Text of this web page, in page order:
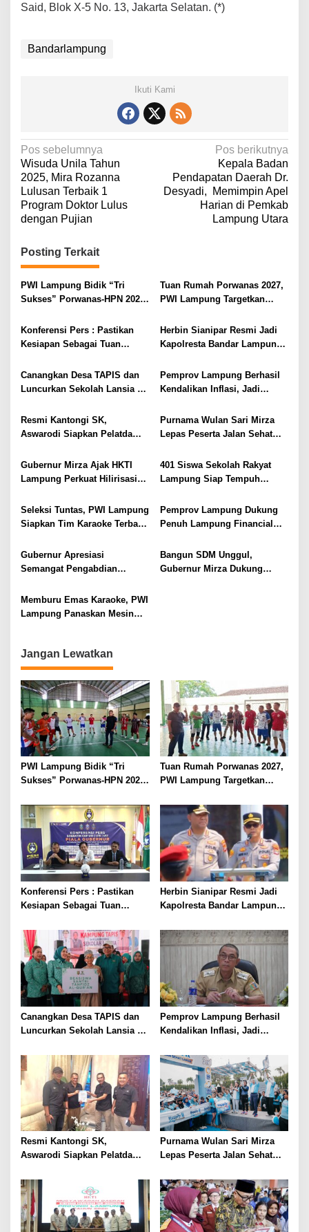
Said, Blok X-5 No. 13, Jakarta Selatan. (*)
Bandarlampung
Ikuti Kami
N
a
v
i
a
s
i
p
o
s
Pos sebelumnya
Wisuda Unila Tahun
2025, Mira Rozanna
Lulusan Terbaik 1
Program Doktor Lulus
dengan Pujian
Pos berikutnya
Kepala Badan
Pendapatan Daerah Dr.
Desyadi, Memimpin Apel
Harian di Pemkab
Lampung Utara
Posting Terkait
PWI Lampung Bidik “Tri
Sukses” Porwanas-HPN 2027:
Pariwisata Menggeliat
Tuan Rumah Porwanas 2027,
PWI Lampung Targetkan
Konferensi Pers : Pastikan
Kesiapan Sebagai Tuan
Tiga Venue Pelaksanaan
Soeratin Cup Piala Gubernur
Herbin Sianipar Resmi Jadi
Kapolresta Bandar Lampung,
Prioritas
Canangkan Desa TAPIS dan
Luncurkan Sekolah Lansia di
TP PKK Lampung Dorong
Pembangunan SDM Dimulai
Pemprov Lampung Berhasil
Kendalikan Inflasi, Jadi
Terendah di Sumatera
Resmi Kantongi SK,
Aswarodi Siapkan Pelatda
Menuju Porwanas 2027
Purnama Wulan Sari Mirza
Lepas Peserta Jalan Sehat
Lansia Sehat dan Bahagia
Gubernur Mirza Ajak HKTI
Lampung Perkuat Hilirisasi
Kesejahteraan Petani
401 Siswa Sekolah Rakyat
Lampung Siap Tempuh
Dorong Lahirnya Generasi
Emas
Seleksi Tuntas, PWI Lampung
Siapkan Tim Karaoke Terbaik
Pemprov Lampung Dukung
Penuh Lampung Financial
Keuangan Generasi Muda
Gubernur Apresiasi
Semangat Pengabdian
Menjaga Stabilitas Lampung
Bangun SDM Unggul,
Gubernur Mirza Dukung
Memburu Emas Karaoke, PWI
Lampung Panaskan Mesin
Jangan Lewatkan
PWI Lampung Bidik “Tri
Sukses” Porwanas-HPN 2027:
Pariwisata Menggeliat
Tuan Rumah Porwanas 2027,
PWI Lampung Targetkan
Konferensi Pers : Pastikan
Kesiapan Sebagai Tuan
Tiga Venue Pelaksanaan
Soeratin Cup Piala Gubernur
Lampung
Herbin Sianipar Resmi Jadi
Kapolresta Bandar Lampung,
Prioritas
Canangkan Desa TAPIS dan
Luncurkan Sekolah Lansia di
TP PKK Lampung Dorong
Pembangunan SDM Dimulai
dari Desa
Pemprov Lampung Berhasil
Kendalikan Inflasi, Jadi
Terendah di Sumatera
Resmi Kantongi SK,
Aswarodi Siapkan Pelatda
Menuju Porwanas 2027
Purnama Wulan Sari Mirza
Lepas Peserta Jalan Sehat
Lansia Sehat dan Bahagia